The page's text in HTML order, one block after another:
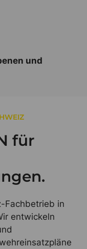
und
für
Fachbetrieb in
entwickeln